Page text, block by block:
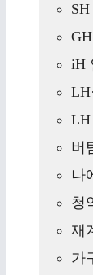
iH
LH
버
나
청
재
가